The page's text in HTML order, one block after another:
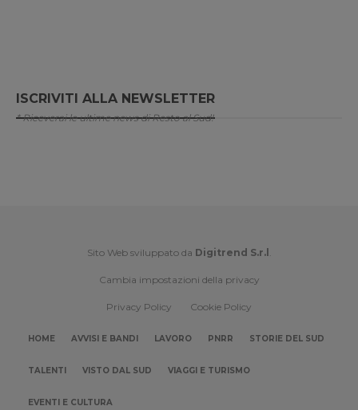
ISCRIVITI ALLA NEWSLETTER
* Riceverai le ultime news di Resto al Sud!
Sito Web sviluppato da Digitrend S.r.l .
Cambia impostazioni della privacy
Privacy Policy Cookie Policy
HOME AVVISI E BANDI LAVORO PNRR STORIE DEL SUD
TALENTI VISTO DAL SUD VIAGGI E TURISMO
EVENTI E CULTURA